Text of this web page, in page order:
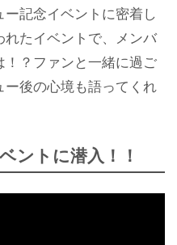
記念イベントに密着し
たイベントで、メンバ
？ファンと一緒に過ご
後の心境も語ってくれ
ントに潜入！！